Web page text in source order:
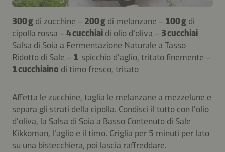
300 g di zucchine – 200 g di melanzane – 100 g di
cipolla rossa –4 cucchiai di olio d'oliva – 3 cucchiai
Salsa di Soia a Fermentazione Naturale a Tasso
Ridotto di Sale – 1 spicchio d'aglio, tritato finemente –
1 cucchiaino di timo fresco, tritato
Affetta le zucchine, taglia le melanzane a mezzelune e
separa gli strati della cipolla. Condisci il tutto con l'olio
d'oliva, la Salsa di Soia a Basso Contenuto di Sale
Kikkoman, l'aglio e il timo. Griglia per 5 minuti per lato
su una bistecchiera, poi lascia raffreddare.